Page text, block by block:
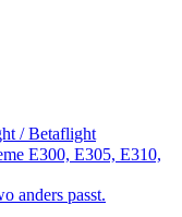
/ Betaflight
E300, E305, E310,
anders passt.